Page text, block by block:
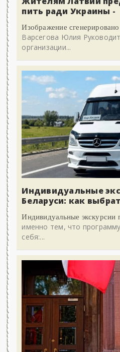
пить ради Украины -
Изображение
Варсегова Юлия
организации...
Индивидуальные
Беларуси: как
Индивидуальные экскурсии
именно тем, что
себя:...